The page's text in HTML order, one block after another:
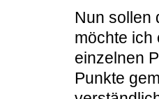
Nun sollen
möchte ich
einzelnen
Punkte